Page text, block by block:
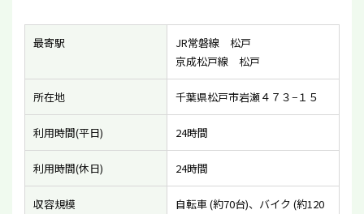
最寄駅
JR常磐線 松戸
京成松戸線 松戸
所在地 千葉県松戸市岩瀬４７３−１５
利用時間(平日) 24時間
利用時間(休日) 24時間
収容規模
自転車 (約70台)、バイク (約120